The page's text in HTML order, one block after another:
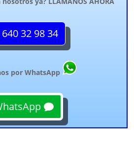
640 32 98 34
por WhatsApp